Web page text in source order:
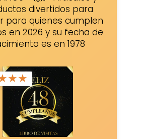
divertidos para
para quienes cumplen
en 2026 y su fecha de
es en 1978
★★